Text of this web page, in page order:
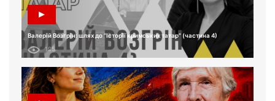
Валерій Возгрін: шлях до “Історії кримських татар” (частина 4)
195